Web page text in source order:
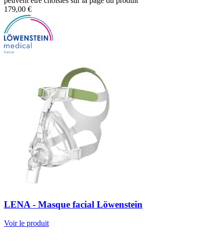
179,00 €
LENA - Masque facial Löwenstein
Voir le produit